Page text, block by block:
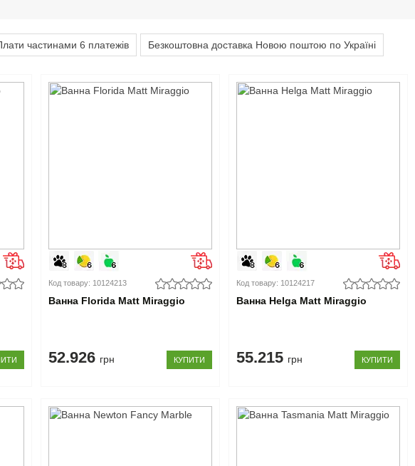
частинами 6 платежів Безкоштовна доставка Новою поштою по Україні
Код товару: 10124213
Ванна Florida Matt Miraggio
52.926 грн КУПИТИ
Код товару: 10124217
Ванна Helga Matt Miraggio
55.215 грн КУПИТИ